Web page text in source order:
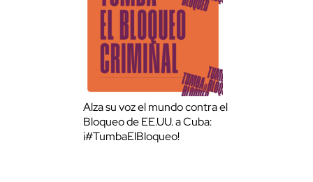
Alza su voz el mundo contra el
Bloqueo de EE.UU. a Cuba:
¡#TumbaElBloqueo!